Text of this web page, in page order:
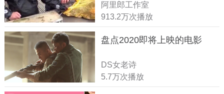
阿里郎工作室
913.2万次播放
盘点2020即将上映的电影
DS女老诗
5.7万次播放